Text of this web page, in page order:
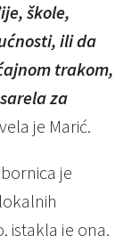
škole,
ili da
trakom,
za
je Marić.
je
istakla je ona.